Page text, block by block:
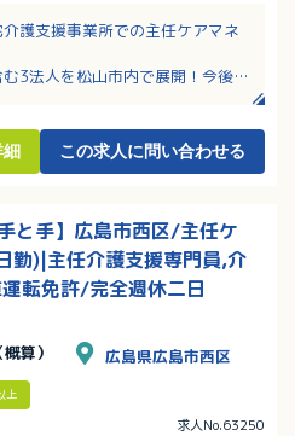
介護支援事業所での主任ケアマネ
む3法人を松山市内で展開！今後の
緒に前向きに取り組んでいきまし
細 この求人に問い合わせる
と手】広島市西区/主任ケ
勤)|主任介護支援専門員,介
転免許/完全週休二日
算） 広島県広島市西区
上
求人No.63250